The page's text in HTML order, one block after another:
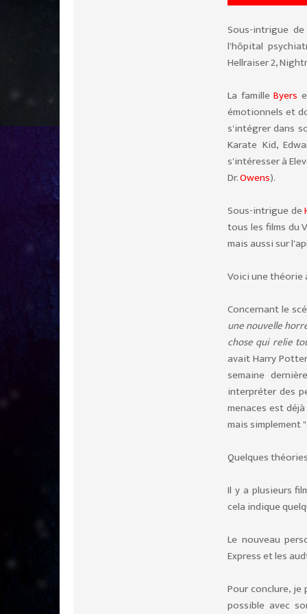
Sous-intrigue
l'hôpital
Hellraiser 2,
La familleByers
émotionnels et
s'intégrer dans
Karate Kid,
s'intéresser à
Dr.Owens).
Sous-intrigue de
tous les films du
mais aussi sur
Voici une théorie
Concernant le
une nouvelle
chose qui relie
avait Harry
semaine
interpréter des
menaces est
mais simplement
Quelques
Il y a plusieurs
cela indique
Le nouveau
Express et les
Pour conclure,
possible avec